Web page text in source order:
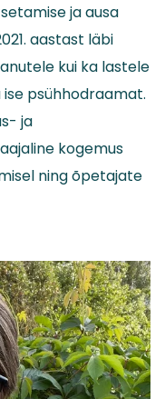
ja ausa
aastast läbi
kui ka lastele
psühhodraamat.
ja
kogemus
ning õpetajate